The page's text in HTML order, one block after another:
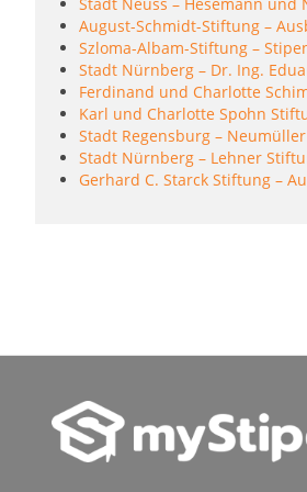
August-Schmidt-Stiftung –
Szloma-Albam-Stiftung –
Stadt Nürnberg – Dr. Ing.
Ferdinand und Charlotte
Karl und Charlotte Spohn
Stadt Regensburg –
Stadt Nürnberg – Lehner
Gerhard C. Starck Stiftung –